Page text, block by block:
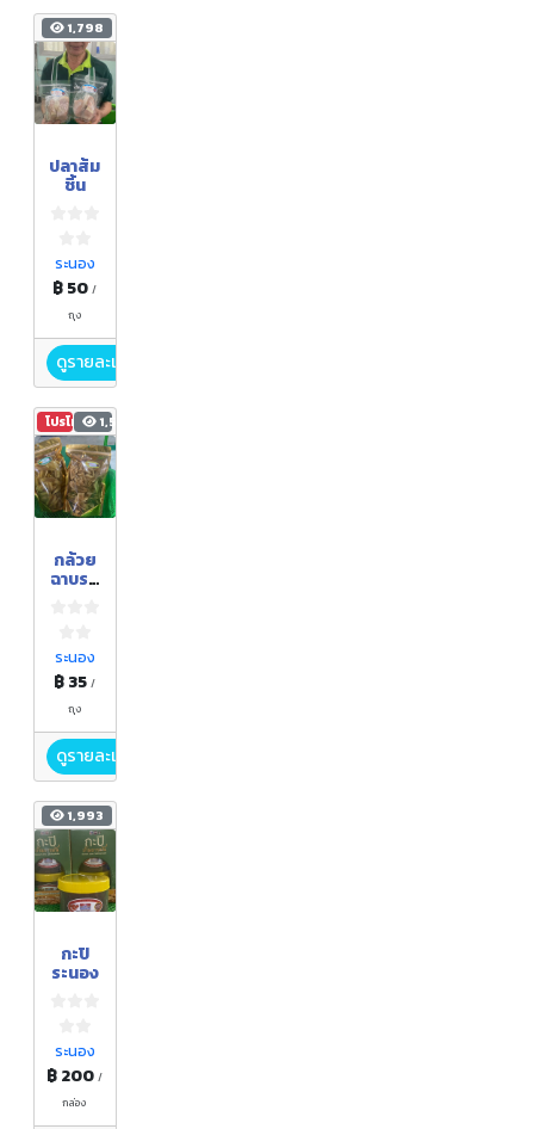
1,798
ปลาส้ม
ชิ้น
ระนอง
฿ 50/
ถุง
ดูรายละเอียด
โปรโมชัน 1,579
กล้วย
ฉาบรส
ระนอง
฿ 35/
ถุง
ดูรายละเอียด
1,993
กะปิ
ระนอง
ระนอง
฿ 200/
กล่อง